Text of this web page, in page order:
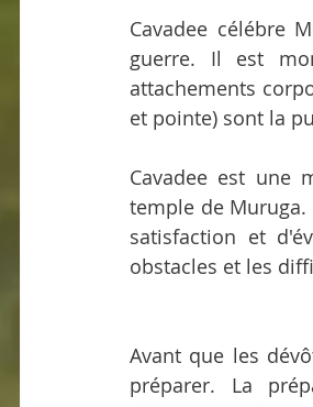
Cavadee célébre
guerre. Il est
attachements
et pointe) sont la
Cavadee est une
temple de
satisfaction et
obstacles et les
Avant que les
préparer. La